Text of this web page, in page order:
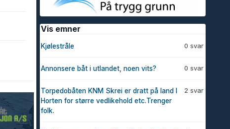
Vis emner
0 svar
Kjølestråle
0 svar
Annonsere båt i utlandet, noen vits?
2 svar
Torpedobåten KNM Skrei er dratt på land I
Horten for større vedlikehold etc.Trenger
folk.